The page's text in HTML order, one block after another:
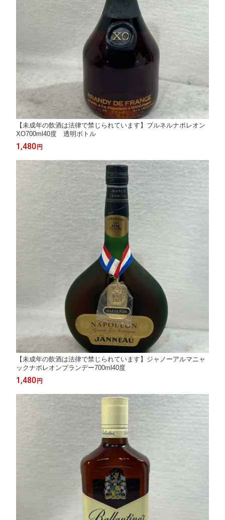
【未成年の飲酒は法律で禁じられています】ブルネルナポレオン
XO700ml40度 透明ボトル
1,480円
【未成年の飲酒は法律で禁じられています】ジャノーアルマニャ
ックナポレオンブランデー700ml40度
1,480円